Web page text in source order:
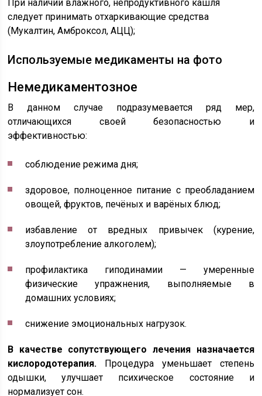
При наличии влажного, непродуктивного кашля
следует принимать отхаркивающие средства
(Мукалтин, Амброксол, АЦЦ);
Используемые медикаменты на фото
Немедикаментозное
В данном случае подразумевается ряд мер,
отличающихся своей безопасностью и
эффективностью:
соблюдение режима дня;
здоровое, полноценное питание с преобладанием
овощей, фруктов, печёных и варёных блюд;
избавление от вредных привычек (курение,
злоупотребление алкоголем);
профилактика гиподинамии — умеренные
физические упражнения, выполняемые в
домашних условиях;
снижение эмоциональных нагрузок.
В качестве сопутствующего лечения назначается
кислородотерапия. Процедура уменьшает степень
одышки, улучшает психическое состояние и
нормализует сон.